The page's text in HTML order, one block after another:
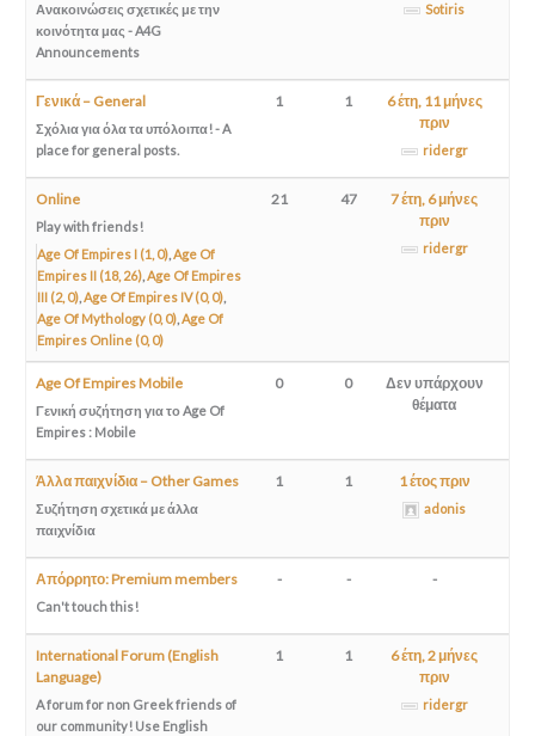
Ανακοινώσεις σχετικές με την
κοινότητα μας - A4G
Announcements
Sotiris
Γενικά – General
Σχόλια για όλα τα υπόλοιπα! - A
place for general posts.
1 1
6 έτη, 11 μήνες
πριν
ridergr
Online
Play with friends!
Age Of Empires I (1, 0) Age Of
Empires II (18, 26) Age Of Empires
III (2, 0) Age Of Empires IV (0, 0)
Age Of Mythology (0, 0) Age Of
Empires Online (0, 0)
21 47
7 έτη, 6 μήνες
πριν
ridergr
Age Of Empires Mobile
Γενική συζήτηση για το Age Of
Empires : Mobile
0 0
Δεν υπάρχουν
θέματα
Άλλα παιχνίδια – Other Games
Συζήτηση σχετικά με άλλα
παιχνίδια
1 1 1 έτος πριν
adonis
Απόρρητο: Premium members
Can't touch this!
- - -
International Forum (English
Language)
A forum for non Greek friends of
our community! Use English
1 1
6 έτη, 2 μήνες
πριν
ridergr